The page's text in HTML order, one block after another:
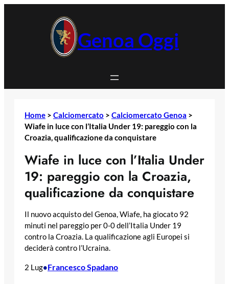
Genoa Oggi
Home > Calciomercato > Calciomercato Genoa >
Wiafe in luce con l’Italia Under 19: pareggio con la
Croazia, qualificazione da conquistare
Wiafe in luce con l’Italia Under
19: pareggio con la Croazia,
qualificazione da conquistare
Il nuovo acquisto del Genoa, Wiafe, ha giocato 92
minuti nel pareggio per 0-0 dell’Italia Under 19
contro la Croazia. La qualificazione agli Europei si
deciderà contro l’Ucraina.
2 Lug•Francesco Spadano